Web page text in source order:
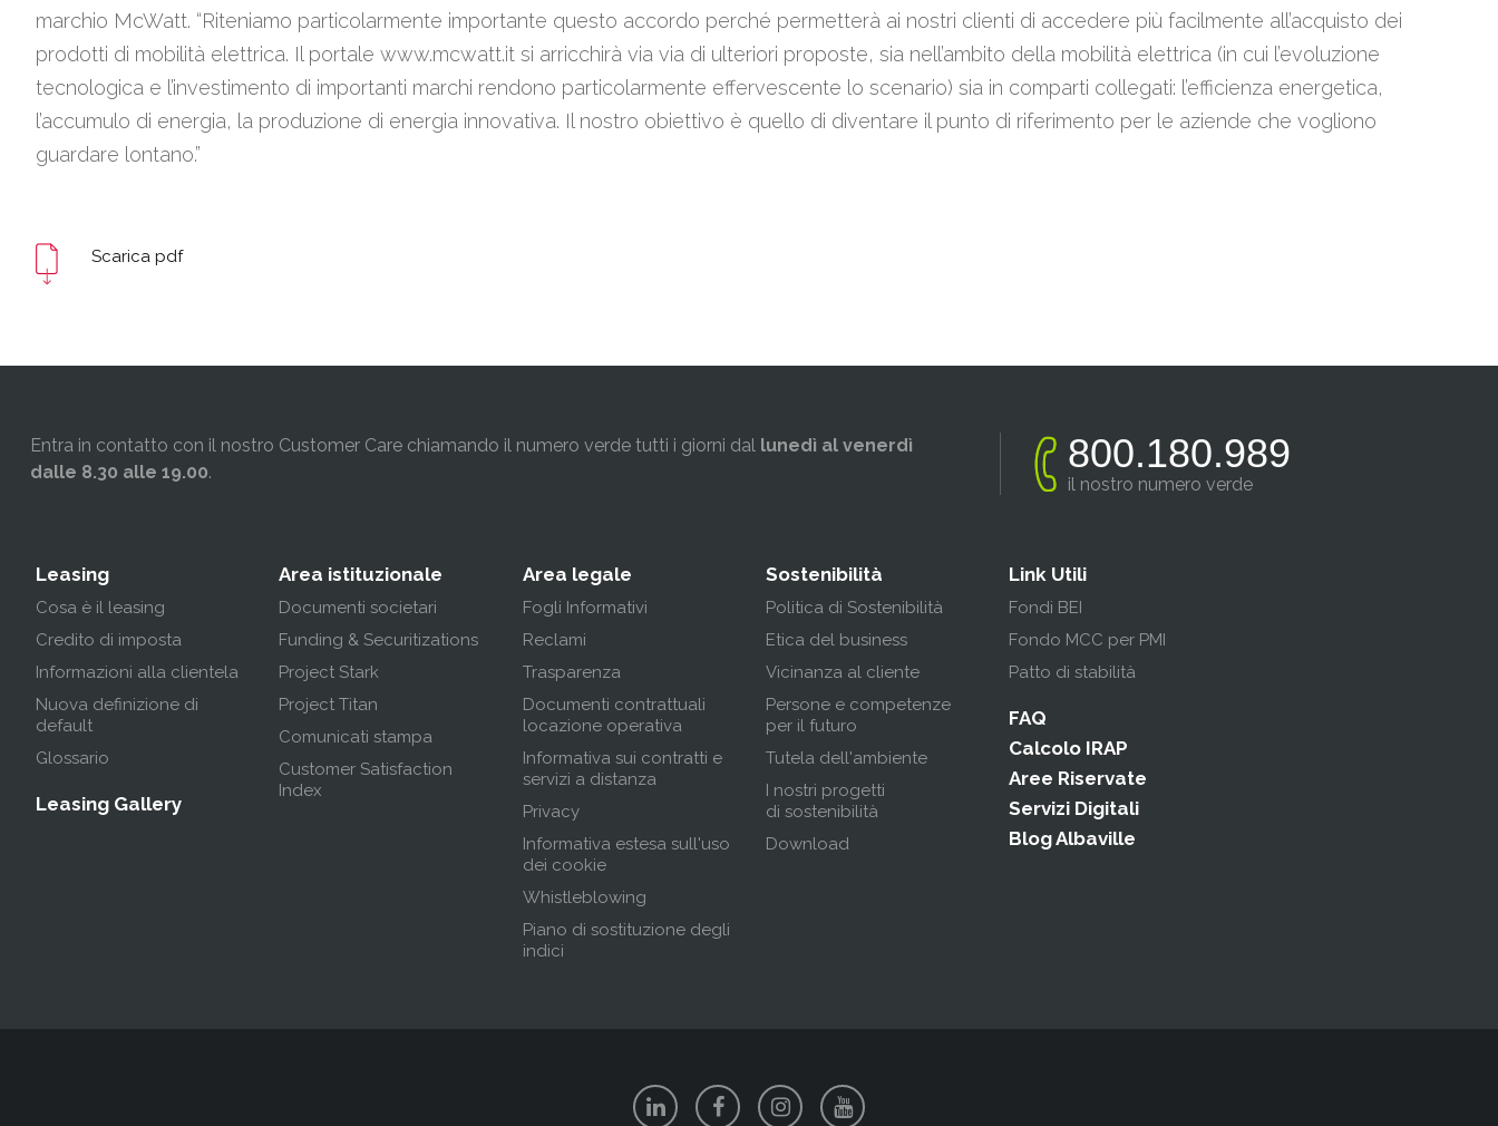
marchio McWatt. “Riteniamo particolarmente importante questo accordo perché permetterà ai nostri clienti di accedere più facilmente all’acquisto dei
prodotti di mobilità elettrica. Il portale www.mcwatt.it si arricchirà via via di ulteriori proposte, sia nell’ambito della mobilità elettrica (in cui l’evoluzione
tecnologica e l’investimento di importanti marchi rendono particolarmente effervescente lo scenario) sia in comparti collegati: l’efficienza energetica,
l’accumulo di energia, la produzione di energia innovativa. Il nostro obiettivo è quello di diventare il punto di riferimento per le aziende che vogliono
guardare lontano.”
Scarica pdf
Entra in contatto con il nostro Customer Care chiamando il numero verde tutti i giorni dal lunedì al venerdì
dalle 8.30 alle 19.00. 800.180.989
il nostro numero verde
Leasing
Cosa è il leasing
Credito di imposta
Informazioni alla clientela
Nuova definizione di
default
Glossario
Leasing Gallery
Area istituzionale
Documenti societari
Funding & Securitizations
Project Stark
Project Titan
Comunicati stampa
Customer Satisfaction
Index
Area legale
Fogli Informativi
Reclami
Trasparenza
Documenti contrattuali
locazione operativa
Informativa sui contratti e
servizi a distanza
Privacy
Informativa estesa sull'uso
dei cookie
Whistleblowing
Piano di sostituzione degli
indici
Sostenibilità
Politica di Sostenibilità
Etica del business
Vicinanza al cliente
Persone e competenze
per il futuro
Tutela dell'ambiente
I nostri progetti
di sostenibilità
Download
Link Utili
Fondi BEI
Fondo MCC per PMI
Patto di stabilità
FAQ
Calcolo IRAP
Aree Riservate
Servizi Digitali
Blog Albaville